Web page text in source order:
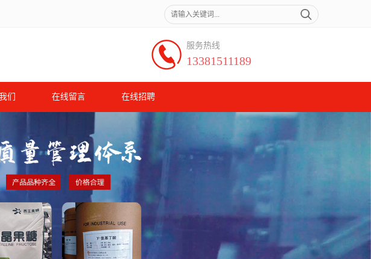
服务热线
13381511189
们 在线留言 在线招聘